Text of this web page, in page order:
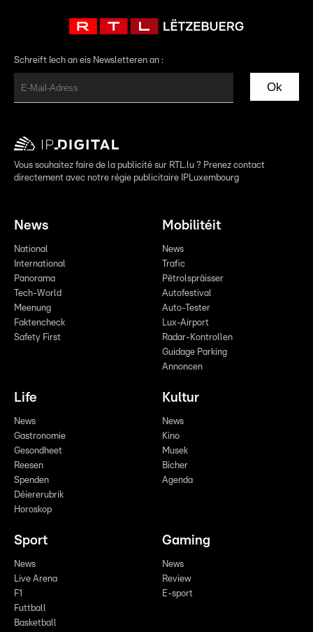
Schreift Iech an eis Newsletteren an :
Ok
Vous souhaitez faire de la publicité sur RTL.lu ? Prenez contact
directement avec notre régie publicitaire IPLuxembourg
News
National
International
Panorama
Tech-World
Meenung
Faktencheck
Safety First
Mobilitéit
News
Trafic
Pëtrolspräisser
Autofestival
Auto-Tester
Lux-Airport
Radar-Kontrollen
Guidage Parking
Annoncen
Life
News
Gastronomie
Gesondheet
Reesen
Spenden
Déiererubrik
Horoskop
Kultur
News
Kino
Musek
Bicher
Agenda
Sport
News
Live Arena
F1
Futtball
Basketball
Gaming
News
Review
E-sport